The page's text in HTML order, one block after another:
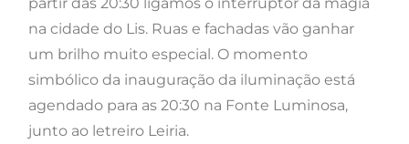
na cidade do Lis. Ruas e fachadas vão ganhar
um brilho muito especial. O momento
simbólico da inauguração da iluminação está
agendado para as 20:30 na Fonte Luminosa,
junto ao letreiro Leiria.